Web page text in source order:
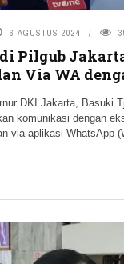
6 AGUSTUS 2024
Pilgub
Via WA
DKI Jakarta, Basuki
komunikasi dengan
via aplikasi WhatsApp